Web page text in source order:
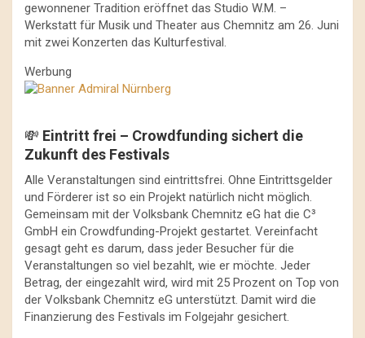
gewonnener Tradition eröffnet das Studio W.M. –
Werkstatt für Musik und Theater aus Chemnitz am 26. Juni
mit zwei Konzerten das Kulturfestival.
Werbung
💸 Eintritt frei – Crowdfunding sichert die
Zukunft des Festivals
Alle Veranstaltungen sind eintrittsfrei. Ohne Eintrittsgelder
und Förderer ist so ein Projekt natürlich nicht möglich.
Gemeinsam mit der Volksbank Chemnitz eG hat die C³
GmbH ein Crowdfunding-Projekt gestartet. Vereinfacht
gesagt geht es darum, dass jeder Besucher für die
Veranstaltungen so viel bezahlt, wie er möchte. Jeder
Betrag, der eingezahlt wird, wird mit 25 Prozent on Top von
der Volksbank Chemnitz eG unterstützt. Damit wird die
Finanzierung des Festivals im Folgejahr gesichert.